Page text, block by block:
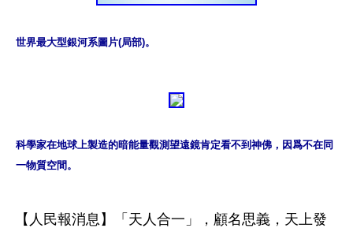
世界最大型銀河系圖片(局部)。
科學家在地球上製造的暗能量觀測望遠鏡肯定看不到神佛，因爲不在同
一物質空間。
【人民報消息】「天人合一」，顧名思義，天上發